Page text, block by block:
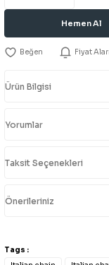
Hemen Al
Fiyat
Ürün Bilgisi
Yorumlar
Taksit Seçenekleri
Önerileriniz
Tags :